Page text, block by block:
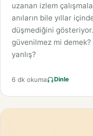
uzanan izlem
anıların bile yıllar
düşmediğini
güvenilmez mi
yanlış?
6 dk okuma Dinle